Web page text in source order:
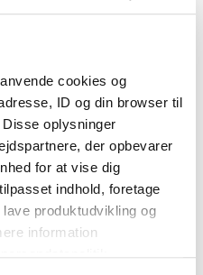
cookies og
ID og din browser til
oplysninger
der opbevarer
for at vise dig
indhold, foretage
produktudvikling og
information